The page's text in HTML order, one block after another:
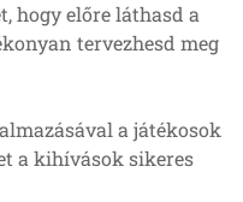
hogy előre láthasd a
tervezhesd meg
a játékosok
a kihívások sikeres